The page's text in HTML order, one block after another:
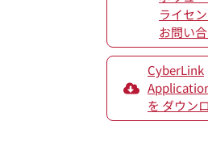
ライセ
お問い
CyberLink
を ダウン